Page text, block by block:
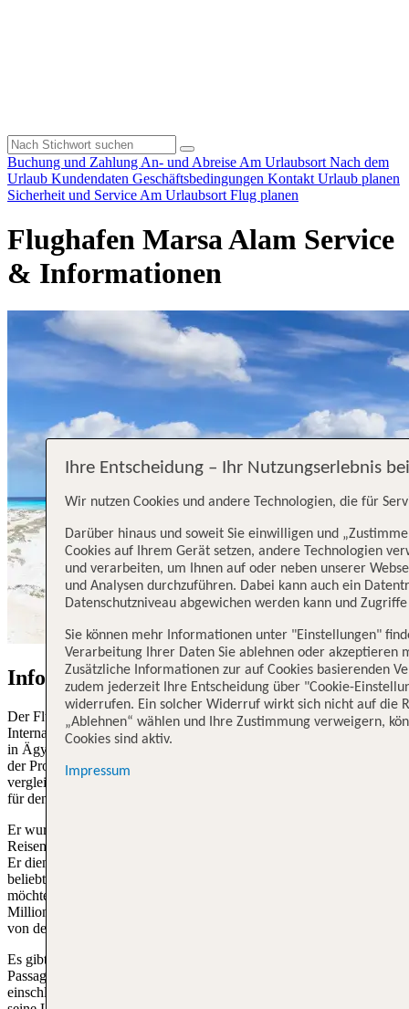
Buchung und Zahlung An- und Abreise Am Urlaubsort Nach dem
Urlaub Kundendaten Geschäftsbedingungen Kontakt Urlaub planen
Sicherheit und Service Am Urlaubsort Flug planen
Flughafen Marsa Alam Service
& Informationen
Information zum Flughafen Marsa Alam
Der Flughafen Marsa Alam, offiziell bekannt als Marsa Alam
International Airport (IATA-Code: RMF), ist ein großer Flughafen
in Ägypten. Er befindet sich in der Nähe der Stadt Marsa Alam in
der Provinz Al-Bahr al-ahmar (Rotes Meer). Er ist ein
vergleichsweise kleiner Flughafen, spielt aber eine wichtige Rolle
für den Tourismus in der Region.
Er wurde 2003 offiziell eröffnet und ist seither ein wichtiges Ziel für
Reisende auf internationalen und inländischen Flügen in der Region.
Er dient vor allem Urlaubern, die mit
beliebten Tauch- und Schnorchelgebiete des Roten Meeres erreichen
möchten. Trotz seiner Größe werden durchschnittlich etwa 1,2
Millionen Passagiere pro Jahr abgefertigt. Dies hängt jedoch stark
von der Saison und dem Tourismusaufkommen ab.
Es gibt einen Hauptterminal, der recht modern ist und den
Passagieren alle grundlegenden Annehmlichkeiten bietet,
einschließlich Restaurants, Duty-free-Läden und Lounges. Durch
Ihre Entscheidung – Ihr Nutzungserlebnis
Wir nutzen Cookies und andere Technologien, die für
Darüber hinaus und soweit Sie einwilligen und
Cookies auf Ihrem Gerät setzen, andere Technologien
und verarbeiten, um Ihnen auf oder neben unserer
und Analysen durchzuführen. Dabei kann auch ein
Datenschutzniveau abgewichen werden kann und
Sie können mehr Informationen unter "Einstellungen"
Verarbeitung Ihrer Daten Sie ablehnen oder akzeptieren
Zusätzliche Informationen zur auf Cookies basierenden
zudem jederzeit Ihre Entscheidung über "Cookie-
widerrufen. Ein solcher Widerruf wirkt sich nicht auf die
„Ablehnen“ wählen und Ihre Zustimmung verweigern,
Cookies sind aktiv.
Impressum